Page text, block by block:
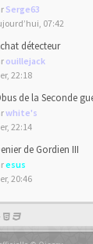
Serge63
07:42
détecteur
ouillejack
22:18
de la Seconde guerre mondiale explosent
white's
22:14
de Gordien III
esus
20:46